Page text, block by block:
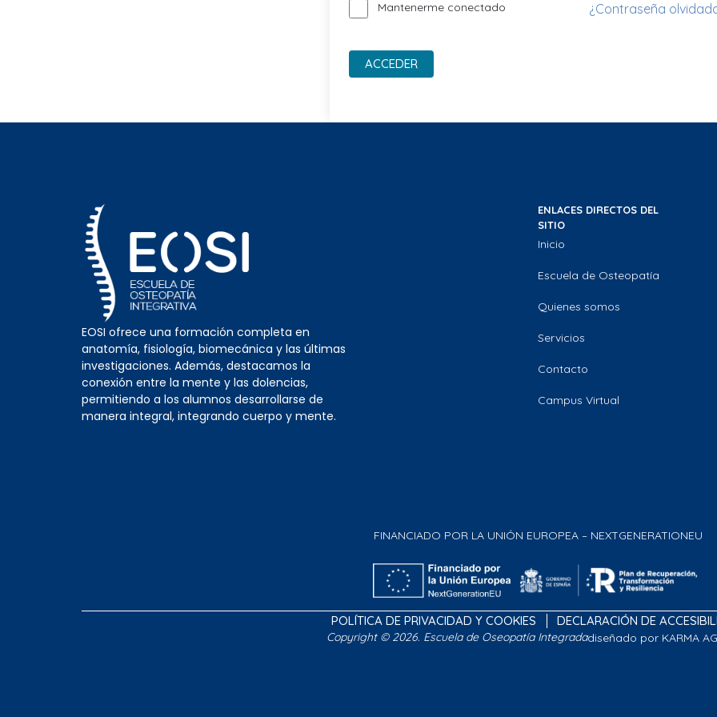
Mantenerme conectado ¿Contraseña
ACCEDER
EOSI ofrece una formación completa en
anatomía, fisiología, biomecánica y las últimas
investigaciones. Además, destacamos la
conexión entre la mente y las dolencias,
permitiendo a los alumnos desarrollarse de
manera integral, integrando cuerpo y mente.
ENLACES DIRECTOS DEL
SITIO
Inicio
Escuela de Osteopatía
Quienes somos
Servicios
Contacto
Campus Virtual
FINANCIADO POR LA UNIÓN EUROPEA – NEXTGENERATIONEU
POLÍTICA DE PRIVACIDAD Y COOKIES DECLARACIÓN DE
Copyright © 2026. Escuela de Oseopatía Integradadiseñado por KARMA